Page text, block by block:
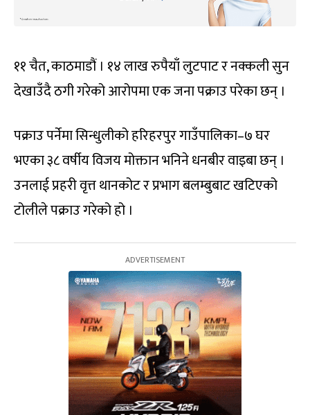
११ चैत, काठमाडौं । १४ लाख रुपैयाँ लुटपाट र नक्कली सुन
देखाउँदै ठगी गरेको आरोपमा एक जना पक्राउ परेका छन् ।
पक्राउ पर्नेमा सिन्धुलीको हरिहरपुर गाउँपालिका–७ घर
भएका ३८ वर्षीय विजय मोक्तान भनिने धनबीर वाइबा छन् ।
उनलाई प्रहरी वृत्त थानकोट र प्रभाग बलम्बुबाट खटिएको
टोलीले पक्राउ गरेको हो ।